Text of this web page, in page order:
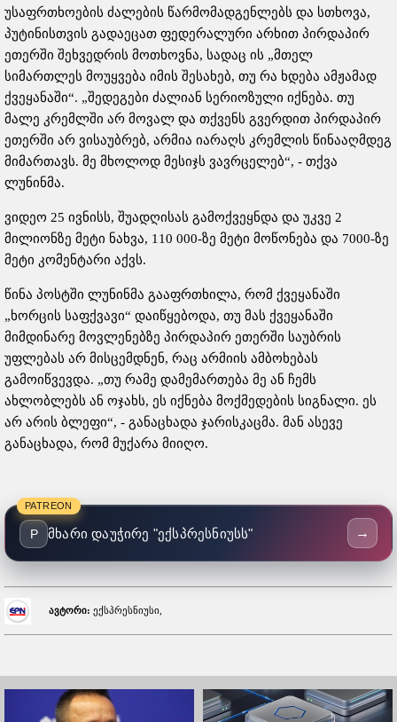
უსაფრთხოების ძალების წარმომადგენლებს და სთხოვა,
პუტინისთვის გადაეცათ ფედერალური არხით პირდაპირ
ეთერში შეხვედრის მოთხოვნა, სადაც ის „მთელ
სიმართლეს მოუყვება იმის შესახებ, თუ რა ხდება ამჟამად
ქვეყანაში“. „შედეგები ძალიან სერიოზული იქნება. თუ
მალე კრემლში არ მოვალ და თქვენს გვერდით პირდაპირ
ეთერში არ ვისაუბრებ, არმია იარაღს კრემლის წინააღმდეგ
მიმართავს. მე მხოლოდ მესიჯს ვავრცელებ“, - თქვა
ლუნინმა.
ვიდეო 25 ივნისს, შუადღისას გამოქვეყნდა და უკვე 2
მილიონზე მეტი ნახვა, 110 000-ზე მეტი მოწონება და 7000-ზე
მეტი კომენტარი აქვს.
წინა პოსტში ლუნინმა გააფრთხილა, რომ ქვეყანაში
„ხორცის საფქვავი“ დაიწყებოდა, თუ მას ქვეყანაში
მიმდინარე მოვლენებზე პირდაპირ ეთერში საუბრის
უფლებას არ მისცემდნენ, რაც არმიის ამბოხებას
გამოიწვევდა. „თუ რამე დამემართება მე ან ჩემს
ახლობლებს ან ოჯახს, ეს იქნება მოქმედების სიგნალი. ეს
არ არის ბლეფი“, - განაცხადა ჯარისკაცმა. მან ასევე
განაცხადა, რომ მუქარა მიიღო.
PATREON
P მხარი დაუჭირე "ექსპრესნიუსს" →
ავტორი: ექსპრესნიუსი,